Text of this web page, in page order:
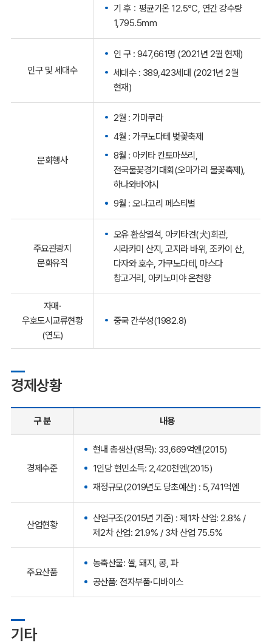
기 후：평균기온 12.5℃, 연간 강수량
1,795.5mm
인구 및 세대수
인 구 : 947,661명 (2021년 2월 현재)
세대수 : 389,423세대 (2021년 2월
현재)
문화행사
2월 : 가마쿠라
4월 : 가쿠노다테 벚꽃축제
8월 : 아키타 칸토마쓰리,
전국불꽃경기대회(오마가리 불꽃축제),
하나와바야시
9월 : 오나고리 페스티벌
주요관광지
문화유적
오유 환상열석, 아키타견(犬)회관,
시라카미 산지, 고지라 바위, 조카이 산,
다자와 호수, 가쿠노다테, 마스다
창고거리, 아키노미야 온천향
자매·
우호도시교류현황
(연도)
중국 간쑤성(1982.8)
경제상황
구 분 내용
경제수준
현내 총생산(명목): 33,669억엔(2015)
1인당 현민소득: 2,420천엔(2015)
재정규모(2019년도 당초예산) : 5,741억엔
산업현황
산업구조(2015년 기준) : 제1차 산업: 2.8% /
제2차 산업: 21.9% / 3차 산업 75.5%
주요산품
농축산물: 쌀, 돼지, 콩, 파
공산품: 전자부품⋅디바이스
기타